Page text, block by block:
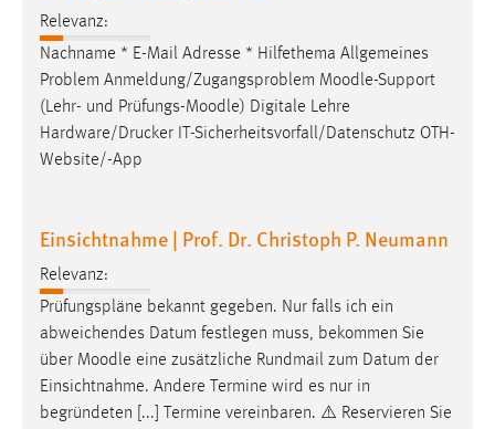
Relevanz:
Nachname * E-Mail Adresse * Hilfethema Allgemeines
Problem Anmeldung/Zugangsproblem Moodle-Support
(Lehr- und Prüfungs-Moodle) Digitale Lehre
Hardware/Drucker IT-Sicherheitsvorfall/Datenschutz OTH-
Website/-App
Einsichtnahme | Prof. Dr. Christoph P. Neumann
Relevanz:
Prüfungspläne bekannt gegeben. Nur falls ich ein
abweichendes Datum festlegen muss, bekommen Sie
über Moodle eine zusätzliche Rundmail zum Datum der
Einsichtnahme. Andere Termine wird es nur in
begründeten [...] Termine vereinbaren. ⚠️ Reservieren Sie